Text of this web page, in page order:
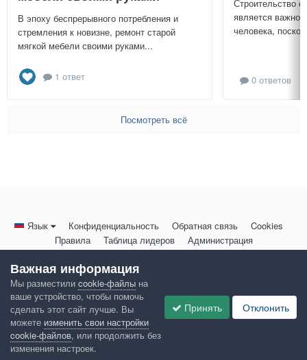
В эпоху беспрерывного потребления и
стремления к новизне, ремонт старой
мягкой мебели своими руками...
1 ответ
Строительство
является
человека,
0 ответов
Посмотреть всё
Язык Конфиденциальность Обратная связь
Cookies
Правила
Таблица лидеров Администрация
Powered by Invision Community
Важная информация
Мы разместили cookie-файлы на
ваше устройство, чтобы помочь
сделать этот сайт лучше. Вы
можете изменить свои настройки
cookie-файлов, или продолжить без
изменения настроек.
Принять Отклонить